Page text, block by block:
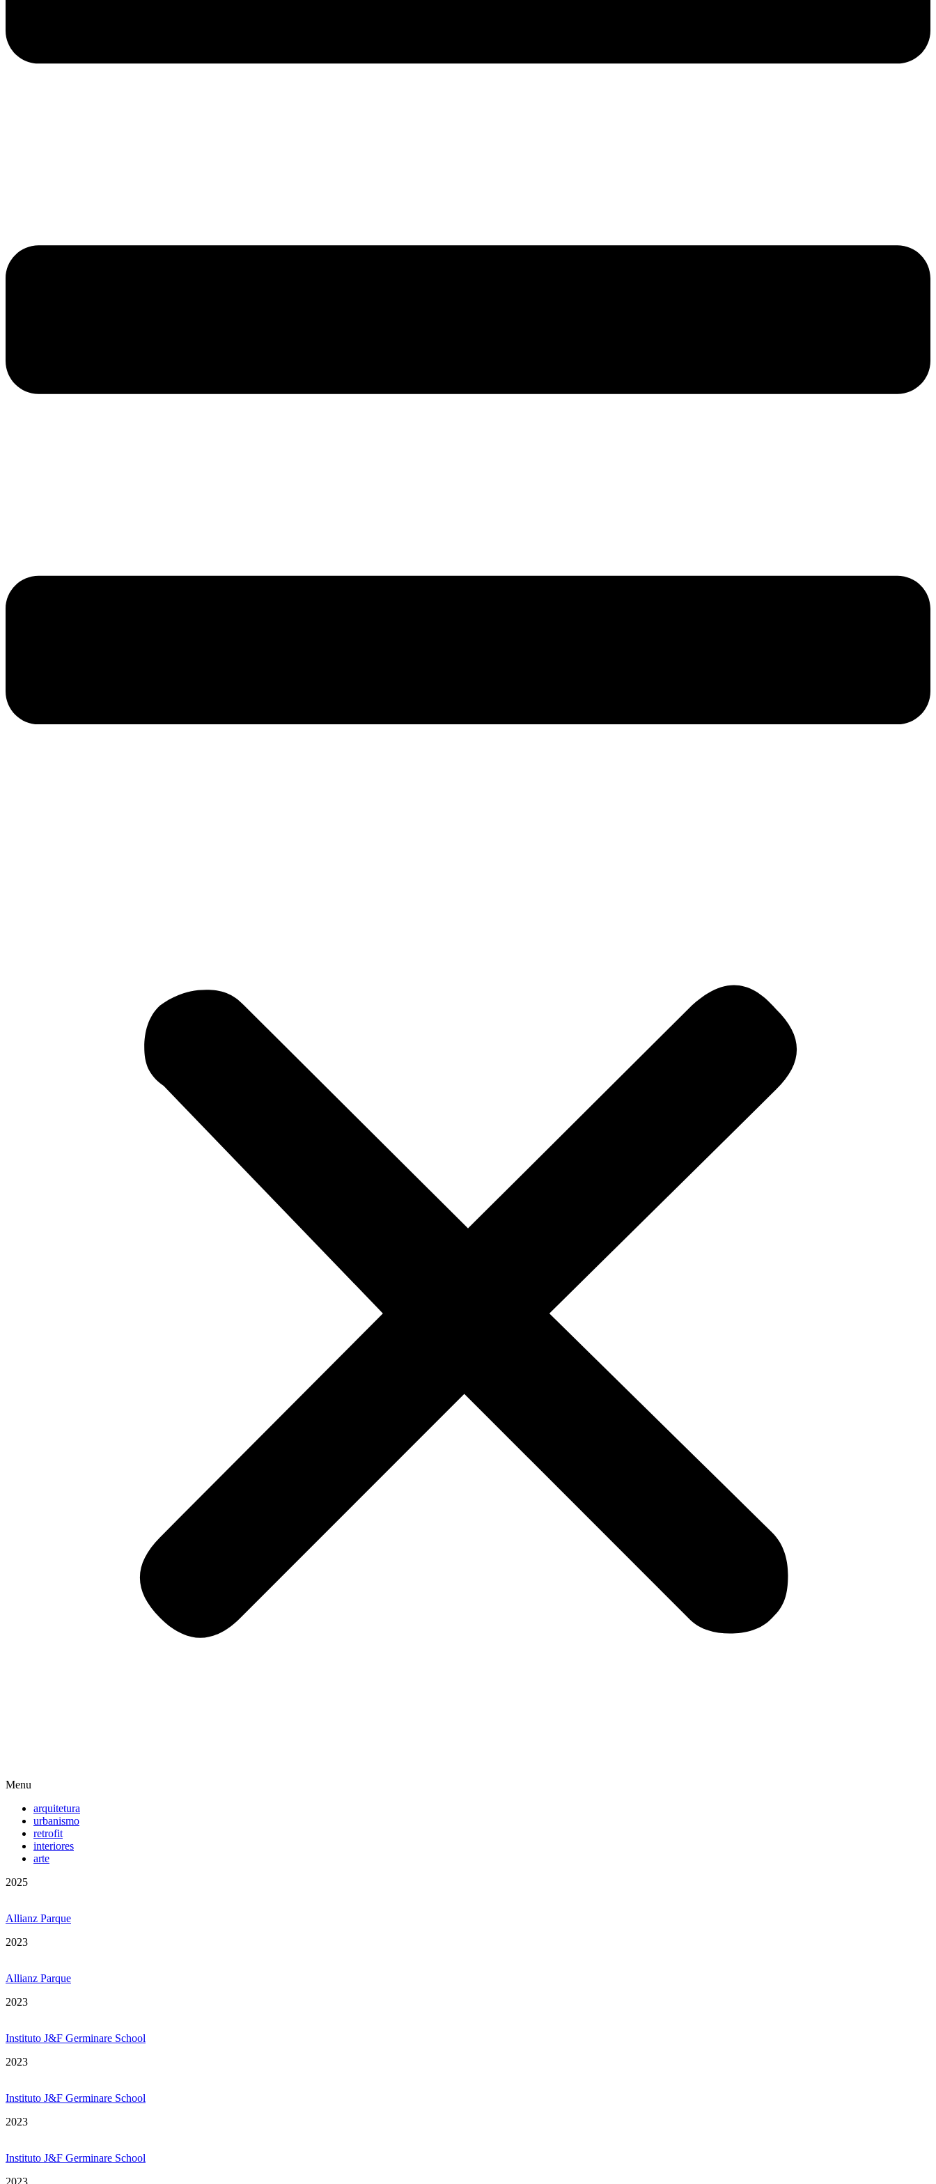
Menu
arquitetura
urbanismo
retrofit
interiores
arte
2025
Allianz Parque
2023
Allianz Parque
2023
Instituto J&F Germinare School
2023
Instituto J&F Germinare School
2023
Instituto J&F Germinare School
2023